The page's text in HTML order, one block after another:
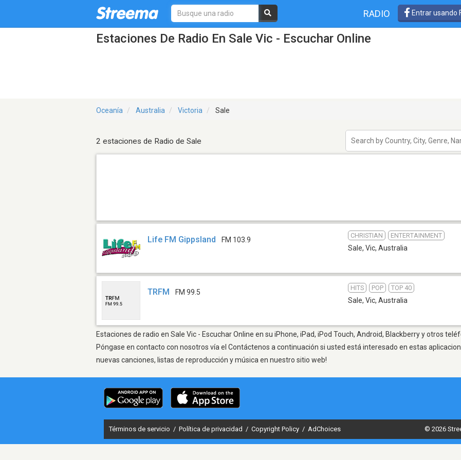
RADIO Entrar usando
Estaciones De Radio En Sale Vic - Escuchar Online
Oceanía Australia Victoria Sale
2 estaciones de Radio de Sale
Life FM Gippsland FM 103.9
CHRISTIAN ENTERTAINMENT
Sale, Vic, Australia
TRFM FM 99.5
HITS POP TOP 40
Sale, Vic, Australia
Estaciones de radio en Sale Vic - Escuchar Online en su iPhone, iPad, iPod Touch, Android, Blackberry y otros
Póngase en contacto con nosotros vía el Contáctenos a continuación si usted está interesado en estas
nuevas canciones, listas de reproducción y música en nuestro sitio web!
Términos de servicio / Política de privacidad / Copyright Policy / AdChoices © 2026